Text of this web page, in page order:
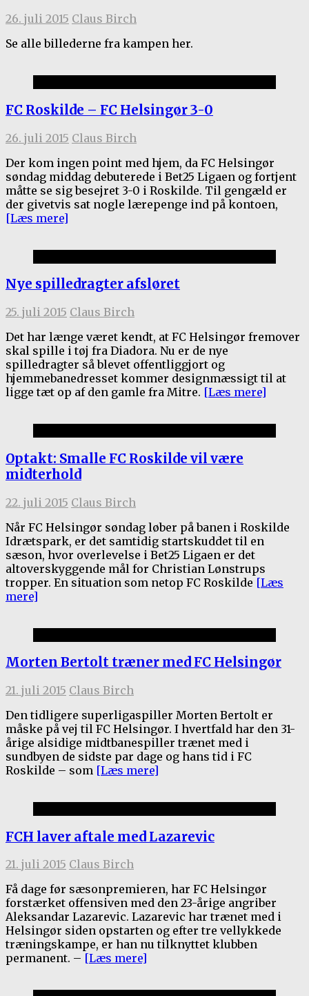
26. juli 2015 Claus Birch
Se alle billederne fra kampen her.
FC Roskilde – FC Helsingør 3-0
26. juli 2015 Claus Birch
Der kom ingen point med hjem, da FC Helsingør
søndag middag debuterede i Bet25 Ligaen og fortjent
måtte se sig besejret 3-0 i Roskilde. Til gengæld er
der givetvis sat nogle lærepenge ind på kontoen,
[Læs mere]
Nye spilledragter afsløret
25. juli 2015 Claus Birch
Det har længe været kendt, at FC Helsingør fremover
skal spille i tøj fra Diadora. Nu er de nye
spilledragter så blevet offentliggjort og
hjemmebanedresset kommer designmæssigt til at
ligge tæt op af den gamle fra Mitre. [Læs mere]
Optakt: Smalle FC Roskilde vil være
midterhold
22. juli 2015 Claus Birch
Når FC Helsingør søndag løber på banen i Roskilde
Idrætspark, er det samtidig startskuddet til en
sæson, hvor overlevelse i Bet25 Ligaen er det
altoverskyggende mål for Christian Lønstrups
tropper. En situation som netop FC Roskilde [Læs
mere]
Morten Bertolt træner med FC Helsingør
21. juli 2015 Claus Birch
Den tidligere superligaspiller Morten Bertolt er
måske på vej til FC Helsingør. I hvertfald har den 31-
årige alsidige midtbanespiller trænet med i
sundbyen de sidste par dage og hans tid i FC
Roskilde – som [Læs mere]
FCH laver aftale med Lazarevic
21. juli 2015 Claus Birch
Få dage før sæsonpremieren, har FC Helsingør
forstærket offensiven med den 23-årige angriber
Aleksandar Lazarevic. Lazarevic har trænet med i
Helsingør siden opstarten og efter tre vellykkede
træningskampe, er han nu tilknyttet klubben
permanent. – [Læs mere]